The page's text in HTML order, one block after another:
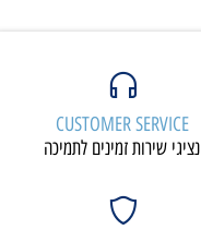
CUSTOMER SERVICE
נציגי שירות זמינים לתמיכה